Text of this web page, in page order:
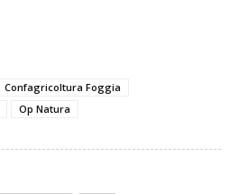
Confagricoltura Foggia
Op Natura